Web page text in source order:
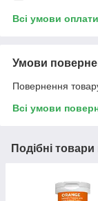
Всі умови оплати
Умови
Повернення
Всі умови
Подібні товари